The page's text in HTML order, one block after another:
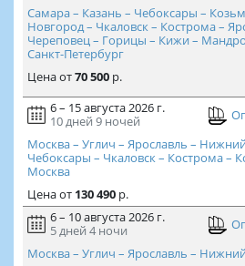
Самара – Казань – Чебоксары –
Новгород – Чкаловск – Кострома –
Череповец – Горицы – Кижи –
Санкт-Петербург
Ценаот70 500р.
6 – 15 августа 2026 г.
10 дней 9 ночей
Москва – Углич – Ярославль –
Чебоксары – Чкаловск – Кострома
Москва
Ценаот 130 490р.
6 – 10 августа 2026 г.
5 дней 4 ночи
Москва – Углич – Ярославль –